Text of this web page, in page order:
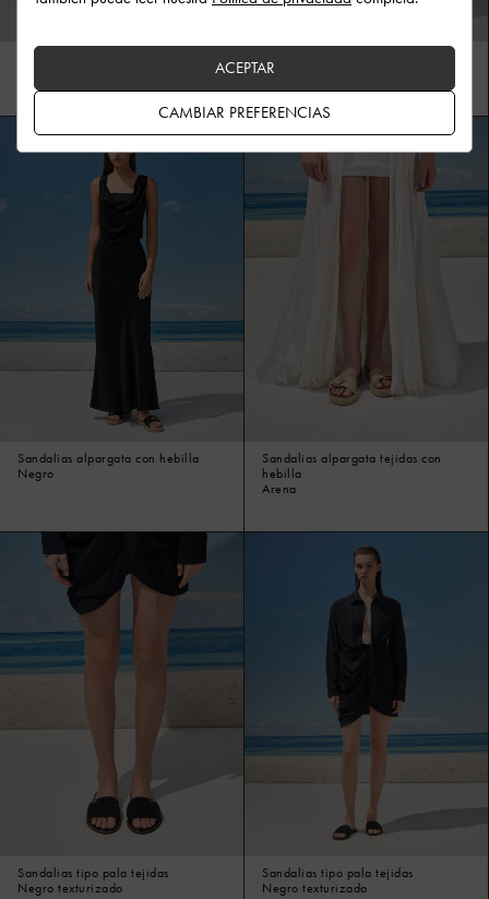
Arena
Sandalias alpargata con hebilla
Negro
Sandalias alpargata tejidas con
hebilla
Arena
Sandalias tipo pala tejidas
Negro texturizado
Sandalias tipo pala tejidas
Negro texturizado
CAMBIAR PREFERENCIAS
ACEPTAR